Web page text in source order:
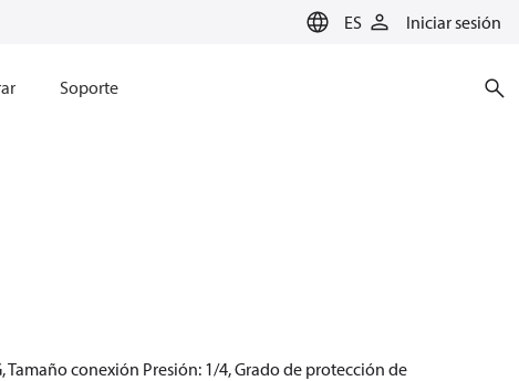
ES Iniciar sesión
Soporte
conexión Presión: 1/4, Grado de protección de